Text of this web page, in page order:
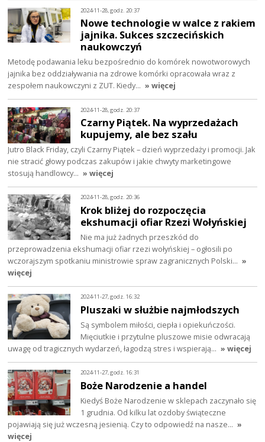
2024-11-28, godz. 20:37
Nowe technologie w walce z rakiem
jajnika. Sukces szczecińskich
naukowczyń
Metodę podawania leku bezpośrednio do komórek nowotworowych
jajnika bez oddziaływania na zdrowe komórki opracowała wraz z
zespołem naukowczyni z ZUT. Kiedy… » więcej
2024-11-28, godz. 20:37
Czarny Piątek. Na wyprzedażach
kupujemy, ale bez szału
Jutro Black Friday, czyli Czarny Piątek – dzień wyprzedaży i promocji. Jak
nie stracić głowy podczas zakupów i jakie chwyty marketingowe
stosują handlowcy… » więcej
2024-11-28, godz. 20:36
Krok bliżej do rozpoczęcia
ekshumacji ofiar Rzezi Wołyńskiej
Nie ma już żadnych przeszkód do
przeprowadzenia ekshumacji ofiar rzezi wołyńskiej – ogłosili po
wczorajszym spotkaniu ministrowie spraw zagranicznych Polski… »
więcej
2024-11-27, godz. 16:32
Pluszaki w służbie najmłodszych
Są symbolem miłości, ciepła i opiekuńczości.
Mięciutkie i przytulne pluszowe misie odwracają
uwagę od tragicznych wydarzeń, łagodzą stres i wspierają… » więcej
2024-11-27, godz. 16:31
Boże Narodzenie a handel
Kiedyś Boże Narodzenie w sklepach zaczynało się
1 grudnia. Od kilku lat ozdoby świąteczne
pojawiają się już wczesną jesienią. Czy to odpowiedź na nasze… »
więcej